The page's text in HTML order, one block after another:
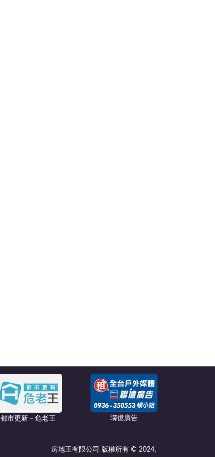
都市更新－危老王 聯億廣告
房地王有限公司 版權所有 © 2024,